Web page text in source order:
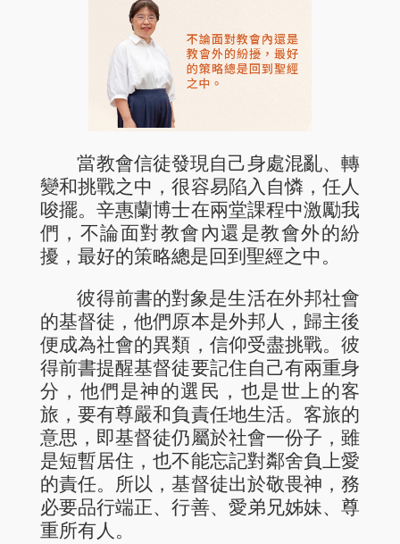
當教會信徒發現自己身處混亂、轉
變和挑戰之中，很容易陷入自憐，任人
唆擺。辛惠蘭博士在兩堂課程中激勵我
們，不論面對教會內還是教會外的紛
擾，最好的策略總是回到聖經之中。
彼得前書的對象是生活在外邦社會
的基督徒，他們原本是外邦人，歸主後
便成為社會的異類，信仰受盡挑戰。彼
得前書提醒基督徒要記住自己有兩重身
分，他們是神的選民，也是世上的客
旅，要有尊嚴和負責任地生活。客旅的
意思，即基督徒仍屬於社會一份子，雖
是短暫居住，也不能忘記對鄰舍負上愛
的責任。所以，基督徒出於敬畏神，務
必要品行端正、行善、愛弟兄姊妹、尊
重所有人。